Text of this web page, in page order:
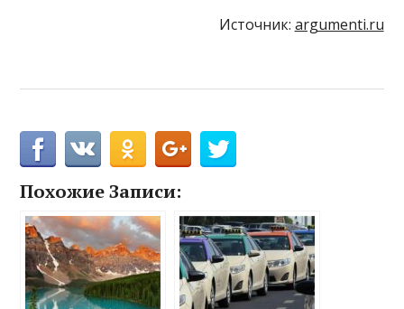
Источник: argumenti.ru
Похожие Записи: